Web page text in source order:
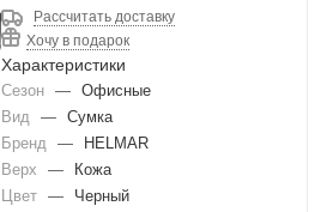
Рассчитать доставку
Хочу в подарок
Характеристики
Сезон —
Офисные
Вид
—
Сумка
Бренд
—
HELMAR
Верх
—
Кожа
Цвет
—
Черный